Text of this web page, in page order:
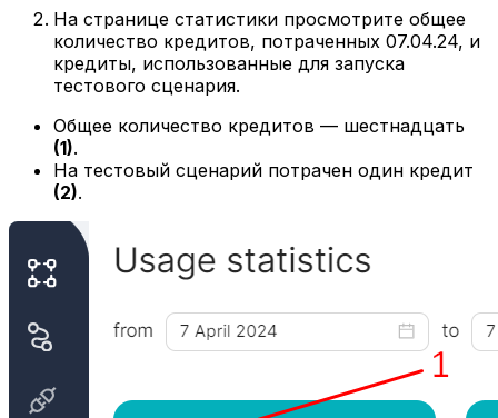
На странице статистики просмотрите общее
количество кредитов, потраченных 07.04.24, и
кредиты, использованные для запуска
тестового сценария.
Общее количество кредитов — шестнадцать
(1).
На тестовый сценарий потрачен один кредит
(2).